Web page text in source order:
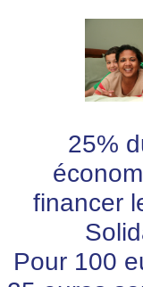
25%
financer
Pour 100